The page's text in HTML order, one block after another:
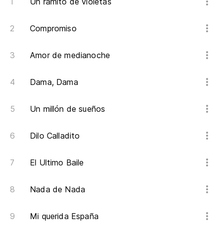
Compromiso
Amor de medianoche
Dama, Dama
Un millón de sueños
Dilo Calladito
El Ultimo Baile
Nada de Nada
Mi querida España